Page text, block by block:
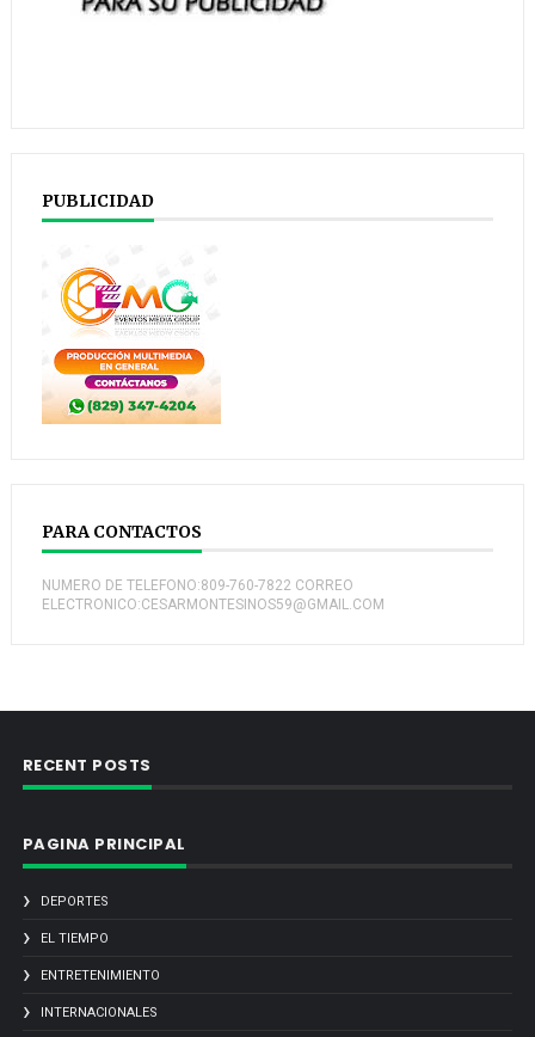
PUBLICIDAD
PARA CONTACTOS
NUMERO DE TELEFONO:809-760-7822 CORREO
ELECTRONICO:CESARMONTESINOS59@GMAIL.COM
RECENT POSTS
PAGINA PRINCIPAL
DEPORTES
EL TIEMPO
ENTRETENIMIENTO
INTERNACIONALES